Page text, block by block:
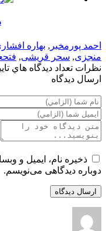
, بهاره افشاری,
,سحر قریشی, فتحعلی
تعداد ديدگاه هاي تاييد شده : 1
ديدگاه
نام، ایمیل و وبسایت
دیدگاهی می‌نویسم.